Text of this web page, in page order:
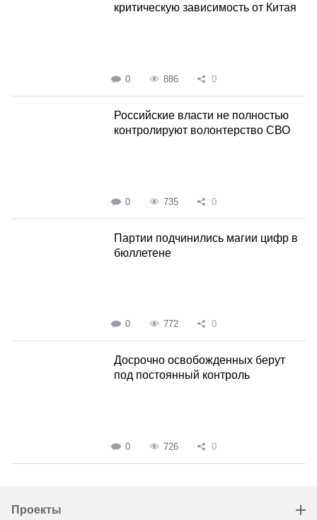
критическую зависимость от Китая
0 886 0
Российские власти не полностью
контролируют волонтерство СВО
0 735 0
Партии подчинились магии цифр в
бюллетене
0 772 0
Досрочно освобожденных берут
под постоянный контроль
0 726 0
Проекты